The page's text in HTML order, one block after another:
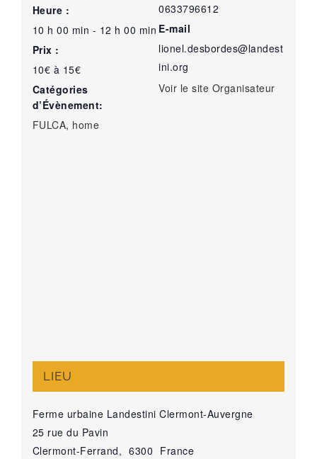
Heure :
10 h 00 min - 12 h 00 min
Prix :
10€ à 15€
Catégories
d’Évènement:
FULCA, home
0633796612
E-mail
lionel.desbordes@landest
ini.org
Voir le site Organisateur
LIEU
Ferme urbaine Landestini Clermont-Auvergne
25 rue du Pavin
Clermont-Ferrand, 6300 France